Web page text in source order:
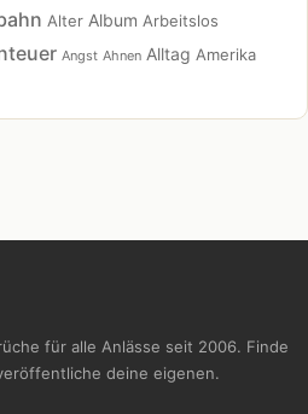
Alter Album Arbeitslos
Angst Ahnen Alltag Amerika
für alle Anlässe seit 2006. Finde
deine eigenen.